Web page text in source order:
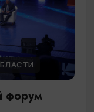
форум